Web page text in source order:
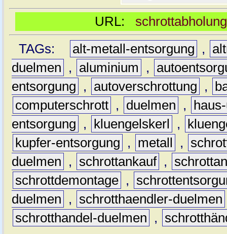
URL:
TAGs:
alt-metall-entsorgung ,
duelmen
, aluminium ,
entsorgung
, autoverschrottung ,
computerschrott , duelmen ,
entsorgung
, kluengelskerl ,
kupfer-entsorgung
, metall ,
duelmen
, schrottankauf ,
schrottdemontage ,
duelmen
, schrotthaendler-duelmen
schrotthandel-duelmen
,